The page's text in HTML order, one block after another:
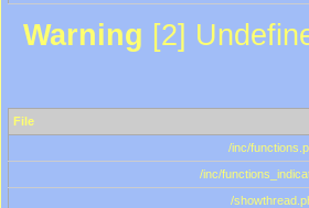
Warning [2]
File
/inc/
/inc/
/